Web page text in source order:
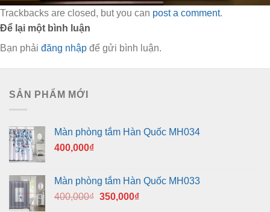
Trackbacks are closed, but you can post a comment.
Để lại một bình luận
Bạn phải đăng nhập để gửi bình luận.
SẢN PHẨM MỚI
Màn phòng tắm Hàn Quốc MH034
400,000₫
Màn phòng tắm Hàn Quốc MH033
400,000₫ Giá
350,000₫Giá